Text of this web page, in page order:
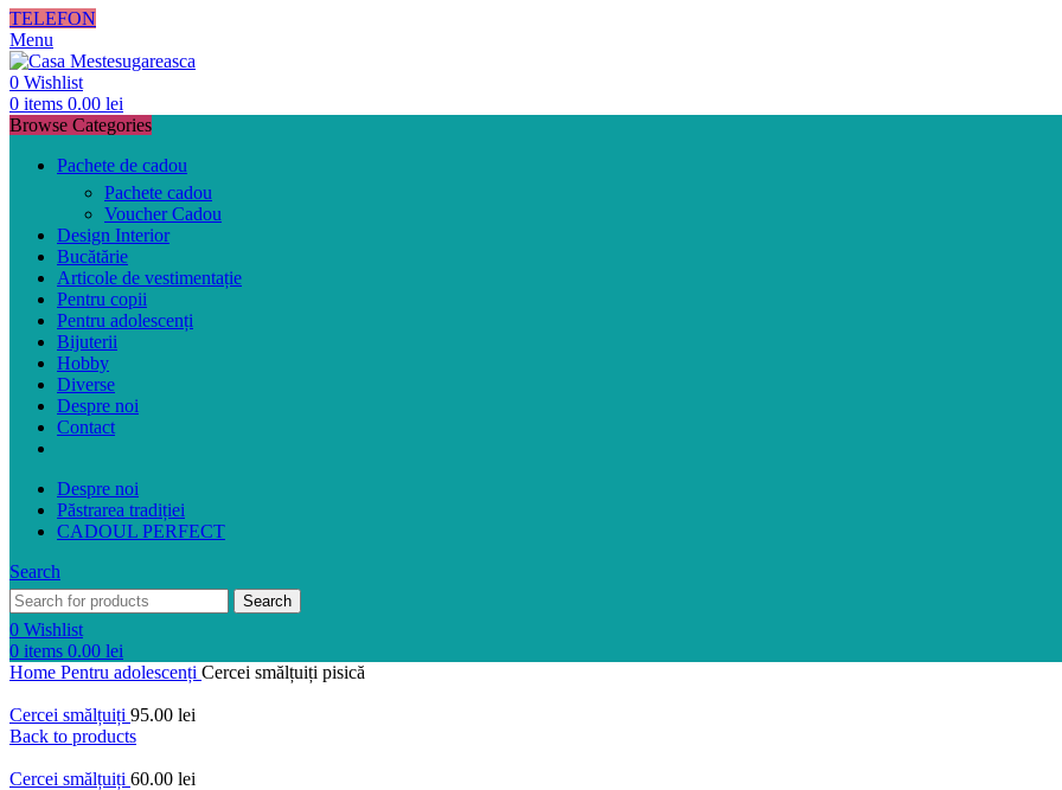
TELEFON
Menu
0 Wishlist
0 items 0.00 lei
Browse Categories
Pachete de cadou
Pachete cadou
Voucher Cadou
Design Interior
Bucătărie
Articole de vestimentație
Pentru copii
Pentru adolescenți
Bijuterii
Hobby
Diverse
Despre noi
Contact
Despre noi
Păstrarea tradiției
CADOUL PERFECT
Search
Search
0 Wishlist
0 items 0.00 lei
Home Pentru adolescenți Cercei smălțuiți pisică
Cercei smălțuiți 95.00 lei
Back to products
Cercei smălțuiți 60.00 lei